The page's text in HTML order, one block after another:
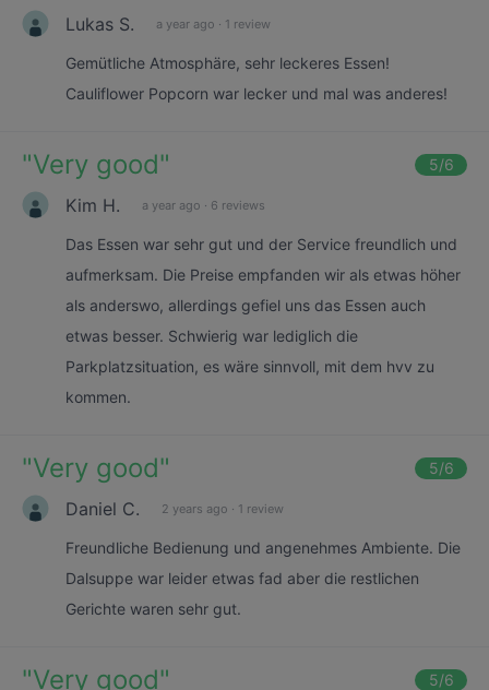
Lukas S. a year ago · 1 review
Gemütliche Atmosphäre, sehr leckeres Essen!
Cauliflower Popcorn war lecker und mal was anderes!
"Very good" 5/6
Kim H. a year ago · 6 reviews
Das Essen war sehr gut und der Service freundlich und
aufmerksam. Die Preise empfanden wir als etwas höher
als anderswo, allerdings gefiel uns das Essen auch
etwas besser. Schwierig war lediglich die
Parkplatzsituation, es wäre sinnvoll, mit dem hvv zu
kommen.
"Very good" 5/6
Daniel C. 2 years ago · 1 review
Freundliche Bedienung und angenehmes Ambiente. Die
Dalsuppe war leider etwas fad aber die restlichen
Gerichte waren sehr gut.
"Very good" 5/6